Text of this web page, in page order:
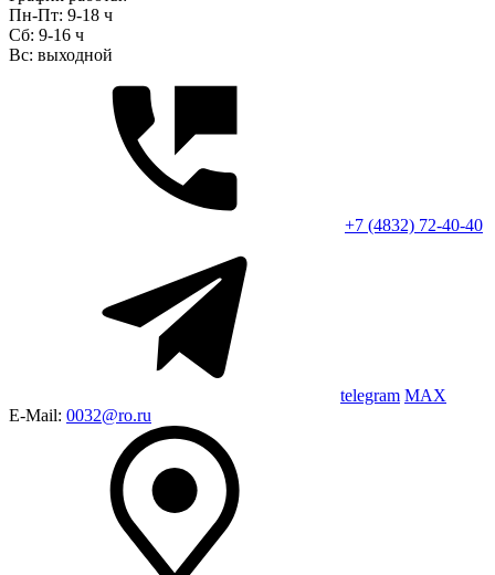
Пн-Пт: 9-18 ч
Сб: 9-16 ч
Вс: выходной
+7 (4832) 72-40-40
telegram MAX
E-Mail: 0032@ro.ru